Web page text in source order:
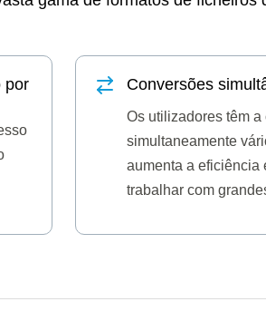
por
Conversões
Os utilizadores têm
simultaneamente
aumenta a eficiência
trabalhar com